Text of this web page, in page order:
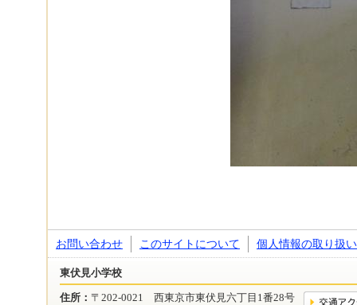
お問い合わせ このサイトについて 個人情報の取り扱い
東伏見小学校
住所： 〒202-0021 西東京市東伏見六丁目1番28号